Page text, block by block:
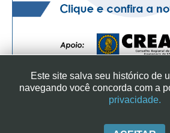
SINDICATO DOS ENGENHEIROS NO
|+ 55 (11) 3113-2600
Este site salva seu histórico de
navegando você concorda com a
privacidade.